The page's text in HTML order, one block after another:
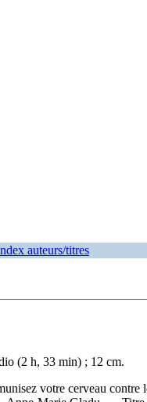
auteurs/titres
(2 h, 33 min) ; 12 cm.
votre cerveau